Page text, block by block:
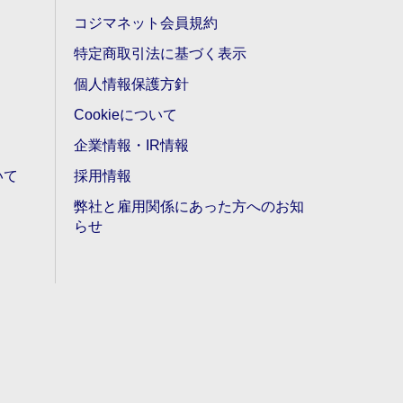
コジマネット会員規約
特定商取引法に基づく表示
個人情報保護方針
Cookieについて
企業情報・IR情報
採用情報
弊社と雇用関係にあった方へのお知
らせ